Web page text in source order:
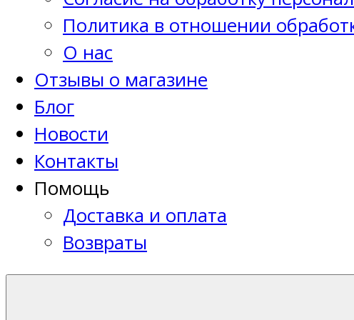
Политика в отношении
О нас
Отзывы о магазине
Блог
Новости
Контакты
Помощь
Доставка и оплата
Возвраты